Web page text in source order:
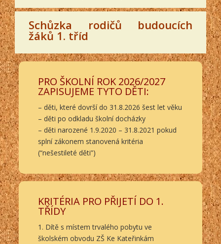
Schůzka rodičů budoucích
žáků 1. tříd
PRO ŠKOLNÍ ROK 2026/2027
ZAPISUJEME TYTO DĚTI:
– děti, které dovrší do 31.8.2026 šest let věku
– děti po odkladu školní docházky
– děti narozené 1.9.2020 – 31.8.2021 pokud
splní zákonem stanovená kritéria
(“nešestileté děti”)
KRITÉRIA PRO PŘIJETÍ DO 1.
TŘÍDY
1. Dítě s místem trvalého pobytu ve
školském obvodu ZŠ Ke Kateřinkám